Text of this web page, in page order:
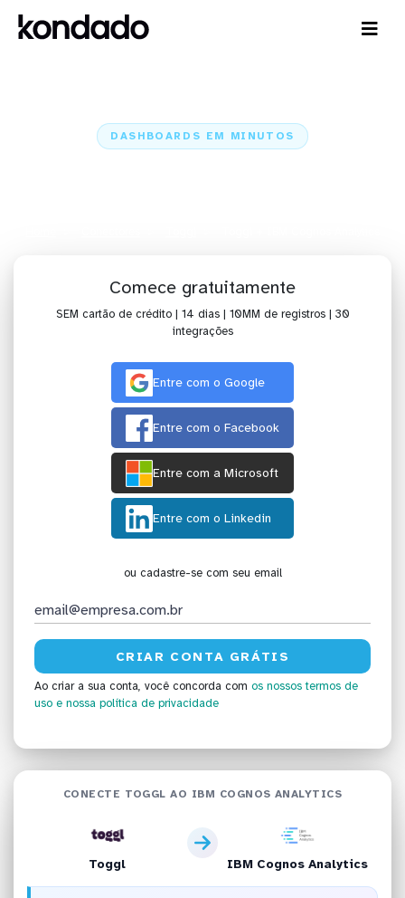
DASHBOARDS EM MINUTOS
Comece gratuitamente
SEM cartão de crédito | 14 dias | 10MM de registros | 30
integrações
Entre com o Google
Entre com o Facebook
Entre com a Microsoft
Entre com o Linkedin
ou cadastre-se com seu email
Ao criar a sua conta, você concorda com os nossos termos de
uso e nossa política de privacidade
CONECTE TOGGL AO IBM COGNOS ANALYTICS
Toggl IBM Cognos Analytics